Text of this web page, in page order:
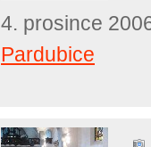
4. prosince
Pardubice